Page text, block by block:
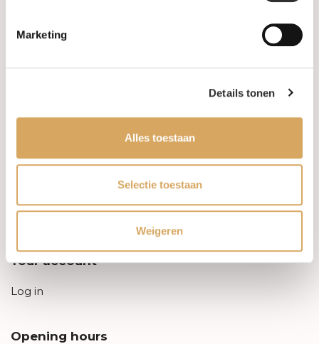
Marketing
Details tonen
Alles toestaan
Selectie toestaan
Weigeren
Leveringsvoorwaarden
Privacy Policy
Your account
Log in
Opening hours